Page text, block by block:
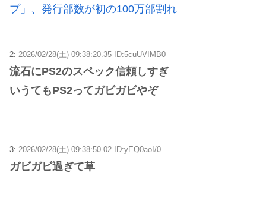
プ」、発行部数が初の100万部割れ
2: 2026/02/28(土) 09:38:20.35 ID:5cuUVIMB0
流石にPS2のスペック信頼しすぎ
いうてもPS2ってガビガビやぞ
3: 2026/02/28(土) 09:38:50.02 ID:yEQ0aoI/0
ガビガビ過ぎて草